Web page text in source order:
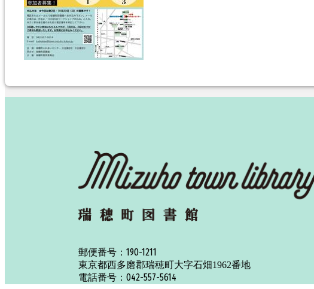
郵便番号： 190-1211
東京都西多磨郡瑞穂町大字石畑1962番地
電話番号： 042-557-5614